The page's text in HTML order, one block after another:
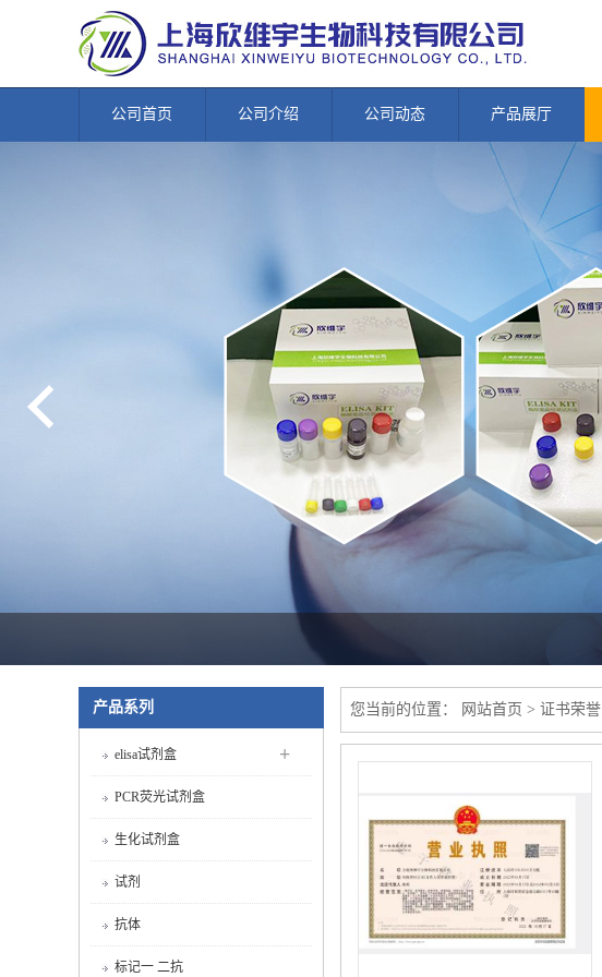
公司首页 公司介绍 公司动态 产品展厅
产品系列
elisa试剂盒 +
PCR荧光试剂盒
生化试剂盒
试剂
抗体
标记一 二抗
您当前的位置： 网站首页 > 证书荣誉